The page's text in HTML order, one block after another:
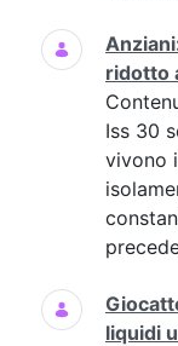
ridotto
Iss 30
vivono
liquidi